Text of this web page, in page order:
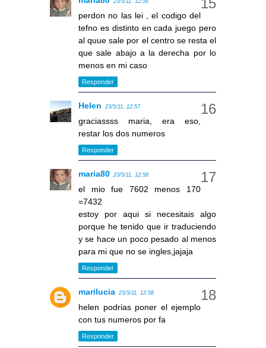
23/5/11, 12:56
perdon no las lei , el codigo del
tefno es distinto en cada juego pero
al quue sale por el centro se resta el
que sale abajo a la derecha por lo
menos en mi caso
Responder
Helen 23/5/11, 12:57
graciassss maria, era eso,
restar los dos numeros
Responder
maria80 23/5/11, 12:58
el mio fue 7602 menos 170
=7432
estoy por aqui si necesitais algo
porque he tenido que ir traduciendo
y se hace un poco pesado al menos
para mi que no se ingles,jajaja
Responder
marilucia 23/5/11, 12:58
helen podrias poner el ejemplo
con tus numeros por fa
Responder